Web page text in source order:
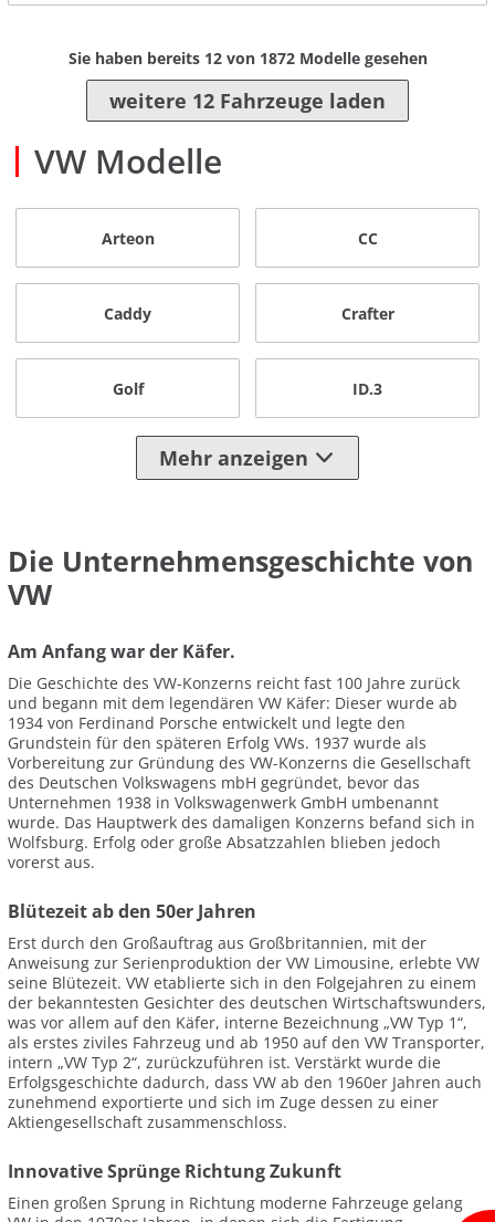
Sie haben bereits 12von 1872Modelle gesehen
weitere 12 Fahrzeuge laden
VW Modelle
Arteon CC
Caddy Crafter
Golf ID.3
Mehr anzeigen
Die Unternehmensgeschichte von
VW
Am Anfang war der Käfer.
Die Geschichte des VW-Konzerns reicht fast 100 Jahre zurück
und begann mit dem legendären VW Käfer: Dieser wurde ab
1934 von Ferdinand Porsche entwickelt und legte den
Grundstein für den späteren Erfolg VWs. 1937 wurde als
Vorbereitung zur Gründung des VW-Konzerns die Gesellschaft
des Deutschen Volkswagens mbH gegründet, bevor das
Unternehmen 1938 in Volkswagenwerk GmbH umbenannt
wurde. Das Hauptwerk des damaligen Konzerns befand sich in
Wolfsburg. Erfolg oder große Absatzzahlen blieben jedoch
vorerst aus.
Blütezeit ab den 50er Jahren
Erst durch den Großauftrag aus Großbritannien, mit der
Anweisung zur Serienproduktion der VW Limousine, erlebte VW
seine Blütezeit. VW etablierte sich in den Folgejahren zu einem
der bekanntesten Gesichter des deutschen Wirtschaftswunders,
was vor allem auf den Käfer, interne Bezeichnung „VW Typ 1“,
als erstes ziviles Fahrzeug und ab 1950 auf den VW Transporter,
intern „VW Typ 2“, zurückzuführen ist. Verstärkt wurde die
Erfolgsgeschichte dadurch, dass VW ab den 1960er Jahren auch
zunehmend exportierte und sich im Zuge dessen zu einer
Aktiengesellschaft zusammenschloss.
Innovative Sprünge Richtung Zukunft
Einen großen Sprung in Richtung moderne Fahrzeuge gelang